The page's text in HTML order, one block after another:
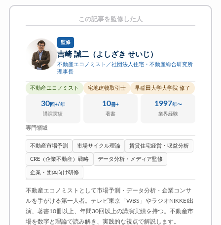
この記事を監修した人
監修
吉崎 誠二（よしざき せいじ）
不動産エコノミスト／社団法人住宅・不動産総合研究所
理事長
不動産エコノミスト 宅地建物取引士 早稲田大学大学院 修了
30回+/年
講演実績
10冊+
著書
1997年〜
業界経験
専門領域
不動産市場予測 市場サイクル理論 賃貸住宅経営・収益分析
CRE（企業不動産）戦略 データ分析・メディア監修
企業・団体向け研修
不動産エコノミストとして市場予測・データ分析・企業コンサ
ルを手がける第一人者。テレビ東京「WBS」やラジオNIKKEI出
演、著書10冊以上、年間30回以上の講演実績を持つ。不動産市
場を数字と理論で読み解き、実践的な視点で解説します。